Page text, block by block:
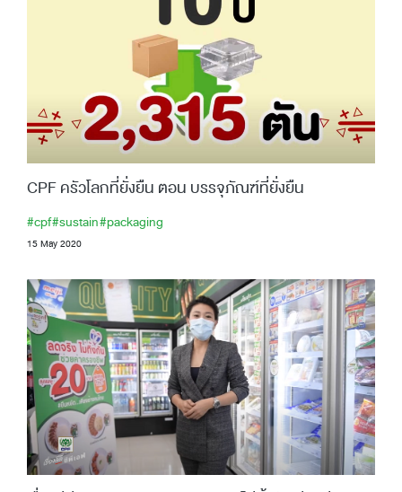
CPF ครัวโลกที่ยั่งยืน ตอน บรรจุภัณฑ์ที่ยั่งยืน
#cpf#sustain#packaging
15 May 2020